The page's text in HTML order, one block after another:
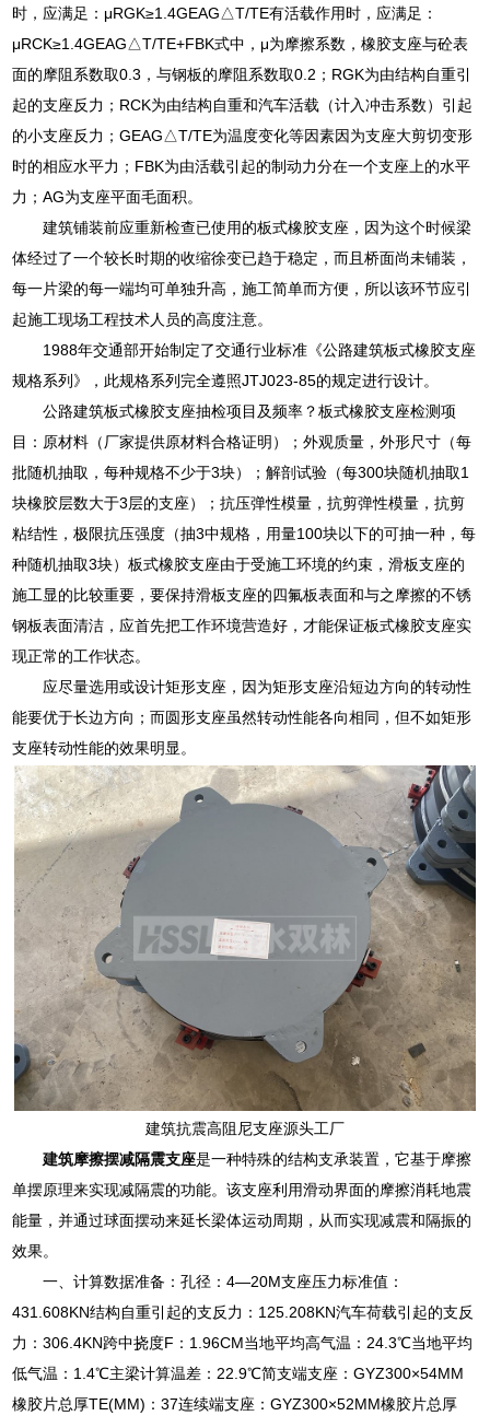
时，应满足：μRGK≥1.4GEAG△T/TE有活载作用时，应满足：
μRCK≥1.4GEAG△T/TE+FBK式中，μ为摩擦系数，橡胶支座与砼表
面的摩阻系数取0.3，与钢板的摩阻系数取0.2；RGK为由结构自重引
起的支座反力；RCK为由结构自重和汽车活载（计入冲击系数）引起
的小支座反力；GEAG△T/TE为温度变化等因素因为支座大剪切变形
时的相应水平力；FBK为由活载引起的制动力分在一个支座上的水平
力；AG为支座平面毛面积。
建筑铺装前应重新检查已使用的板式橡胶支座，因为这个时候梁
体经过了一个较长时期的收缩徐变已趋于稳定，而且桥面尚未铺装，
每一片梁的每一端均可单独升高，施工简单而方便，所以该环节应引
起施工现场工程技术人员的高度注意。
1988年交通部开始制定了交通行业标准《公路建筑板式橡胶支座
规格系列》，此规格系列完全遵照JTJ023-85的规定进行设计。
公路建筑板式橡胶支座抽检项目及频率？板式橡胶支座检测项
目：原材料（厂家提供原材料合格证明）；外观质量，外形尺寸（每
批随机抽取，每种规格不少于3块）；解剖试验（每300块随机抽取1
块橡胶层数大于3层的支座）；抗压弹性模量，抗剪弹性模量，抗剪
粘结性，极限抗压强度（抽3中规格，用量100块以下的可抽一种，每
种随机抽取3块）板式橡胶支座由于受施工环境的约束，滑板支座的
施工显的比较重要，要保持滑板支座的四氟板表面和与之摩擦的不锈
钢板表面清洁，应首先把工作环境营造好，才能保证板式橡胶支座实
现正常的工作状态。
应尽量选用或设计矩形支座，因为矩形支座沿短边方向的转动性
能要优于长边方向；而圆形支座虽然转动性能各向相同，但不如矩形
支座转动性能的效果明显。
建筑抗震高阻尼支座源头工厂
建筑摩擦摆减隔震支座是一种特殊的结构支承装置，它基于摩擦
单摆原理来实现减隔震的功能。该支座利用滑动界面的摩擦消耗地震
能量，并通过球面摆动来延长梁体运动周期，从而实现减震和隔振的
效果。
一、计算数据准备：孔径：4—20M支座压力标准值：
431.608KN结构自重引起的支反力：125.208KN汽车荷载引起的支反
力：306.4KN跨中挠度F：1.96CM当地平均高气温：24.3℃当地平均
低气温：1.4℃主梁计算温差：22.9℃简支端支座：GYZ300×54MM
橡胶片总厚TE(MM)：37连续端支座：GYZ300×52MM橡胶片总厚